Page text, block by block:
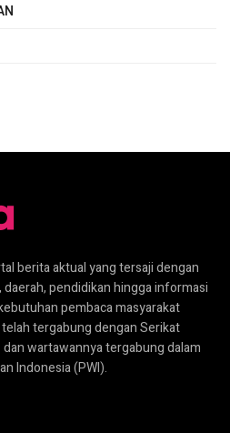
berita aktual yang tersaji dengan
pendidikan hingga informasi
pembaca masyarakat
tergabung dengan Serikat
wartawannya tergabung dalam
Indonesia (PWI).